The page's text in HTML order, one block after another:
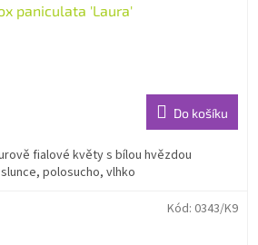
paniculata 'Laura'
Do košíku
fialové květy s bílou hvězdou
polosucho, vlhko
Kód: 0343/K9